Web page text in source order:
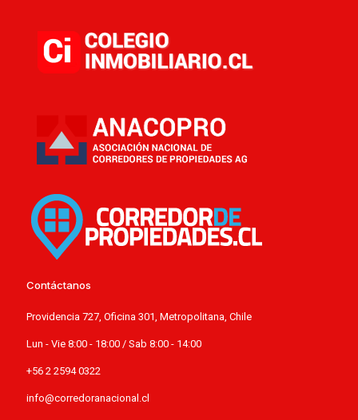
Contáctanos
Providencia 727, Oficina 301, Metropolitana, Chile
Lun - Vie 8:00 - 18:00 / Sab 8:00 - 14:00
+56 2 2594 0322
info@corredoranacional.cl